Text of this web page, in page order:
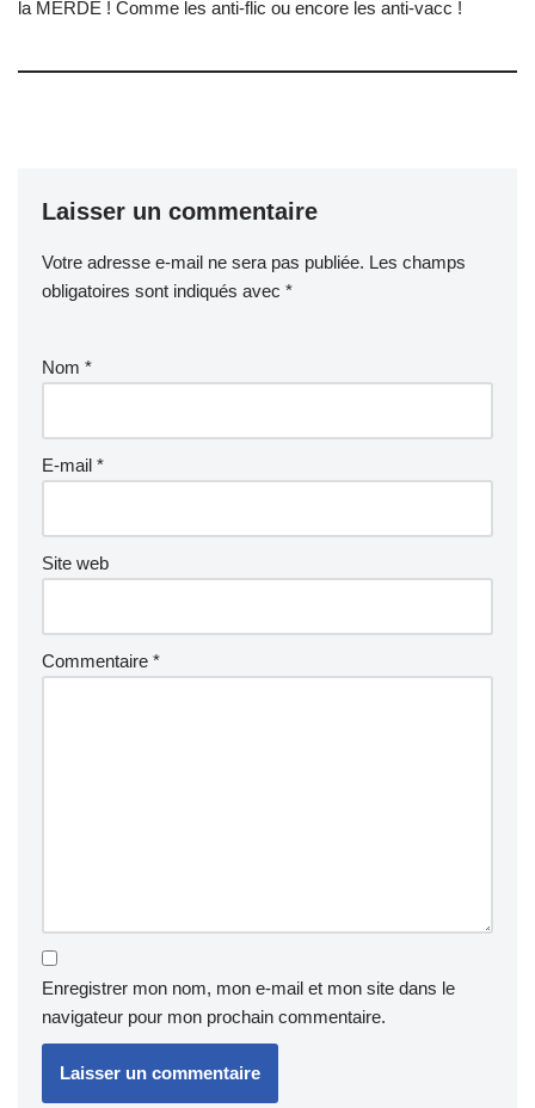
la MERDE ! Comme les anti-flic ou encore les anti-vacc !
Laisser un commentaire
Votre adresse e-mail ne sera pas publiée. Les champs
obligatoires sont indiqués avec *
Nom *
E-mail *
Site web
Commentaire *
Enregistrer mon nom, mon e-mail et mon site dans le
navigateur pour mon prochain commentaire.